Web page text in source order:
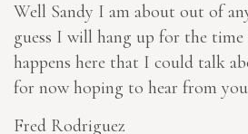
Well Sandy I am about out of
guess I will hang up for the
happens here that I could talk
for now hoping to hear from
Fred Rodriguez